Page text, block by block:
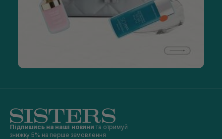
Підпишись на наші новини та отримуй
знижку 5% на перше замовлення